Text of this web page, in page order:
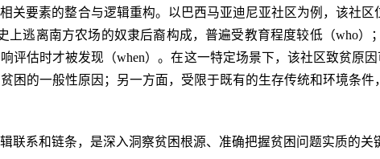
关要素的整合与逻辑重构。以巴西马亚迪尼亚社区为例，该社
上逃离南方农场的奴隶后裔构成，普遍受教育程度较低（who
评估时才被发现（when）。在这一特定场景下，该社区致贫原
困的一般性原因；另一方面，受限于既有的生存传统和环境条
系和链条，是深入洞察贫困根源、准确把握贫困问题实质的关